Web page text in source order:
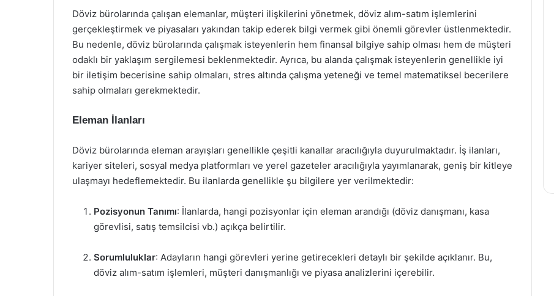
Döviz bürolarında çalışan elemanlar, müşteri ilişkilerini yönetmek, döviz alım-satım işlemlerini
gerçekleştirmek ve piyasaları yakından takip ederek bilgi vermek gibi önemli görevler üstlenmektedir.
Bu nedenle, döviz bürolarında çalışmak isteyenlerin hem finansal bilgiye sahip olması hem de müşteri
odaklı bir yaklaşım sergilemesi beklenmektedir. Ayrıca, bu alanda çalışmak isteyenlerin genellikle iyi
bir iletişim becerisine sahip olmaları, stres altında çalışma yeteneği ve temel matematiksel becerilere
sahip olmaları gerekmektedir.
Eleman İlanları
Döviz bürolarında eleman arayışları genellikle çeşitli kanallar aracılığıyla duyurulmaktadır. İş ilanları,
kariyer siteleri, sosyal medya platformları ve yerel gazeteler aracılığıyla yayımlanarak, geniş bir kitleye
ulaşmayı hedeflemektedir. Bu ilanlarda genellikle şu bilgilere yer verilmektedir:
Pozisyonun Tanımı: İlanlarda, hangi pozisyonlar için eleman arandığı (döviz danışmanı, kasa
görevlisi, satış temsilcisi vb.) açıkça belirtilir.
Sorumluluklar: Adayların hangi görevleri yerine getirecekleri detaylı bir şekilde açıklanır. Bu,
döviz alım-satım işlemleri, müşteri danışmanlığı ve piyasa analizlerini içerebilir.